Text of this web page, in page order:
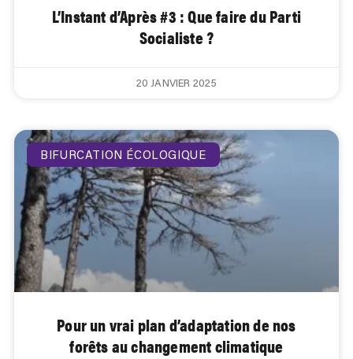
L’Instant d’Après #3 : Que faire du Parti
Socialiste ?
20 JANVIER 2025
BIFURCATION ÉCOLOGIQUE
Pour un vrai plan d’adaptation de nos
forêts au changement climatique